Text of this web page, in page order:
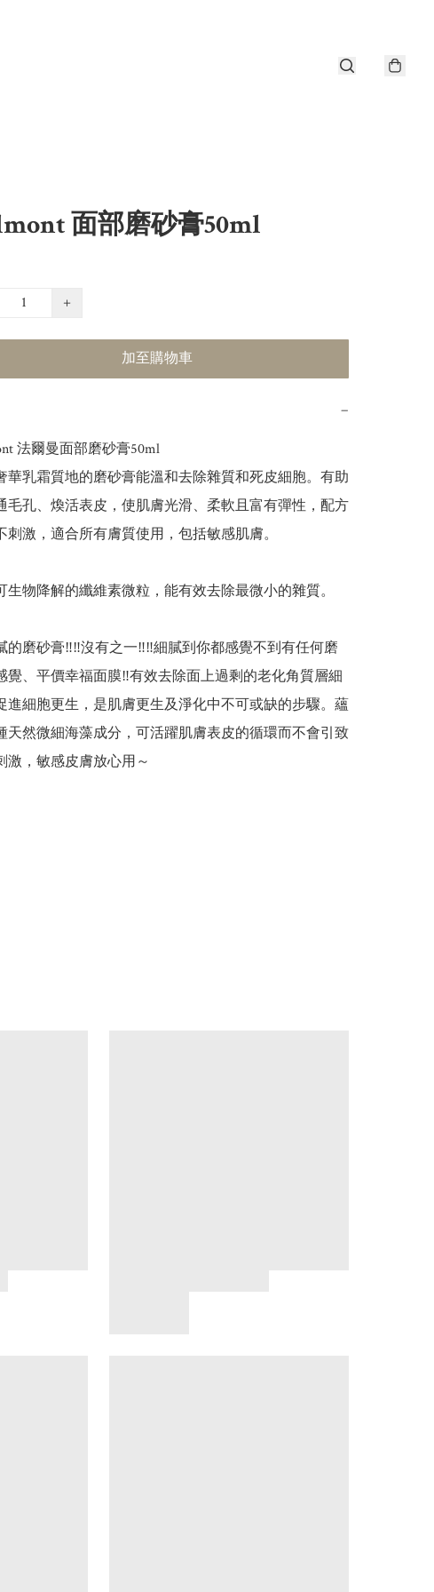
面部磨砂膏50ml
+
加至購物車
−
法爾曼面部磨砂膏50ml
華乳霜質地的磨砂膏能溫和去除雜質和死皮細胞。有助
毛孔、煥活表皮，使肌膚光滑、柔軟且富有彈性，配方
刺激，適合所有膚質使用，包括敏感肌膚。
生物降解的纖維素微粒，能有效去除最微小的雜質。
的磨砂膏‼️‼️沒有之一‼️‼️細膩到你都感覺不到有任何磨
覺、平價幸福面膜‼️有效去除面上過剩的老化角質層細
進細胞更生，是肌膚更生及淨化中不可或缺的步驟。蘊
天然微細海藻成分，可活躍肌膚表皮的循環而不會引致
激，敏感皮膚放心用～